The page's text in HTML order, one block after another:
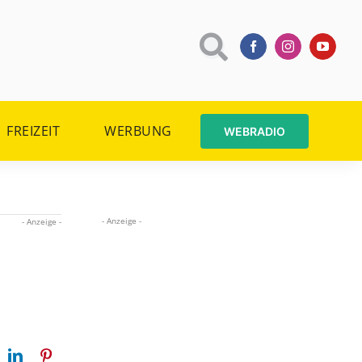
FREIZEIT WERBUNG WEBRADIO
- Anzeige -
- Anzeige -